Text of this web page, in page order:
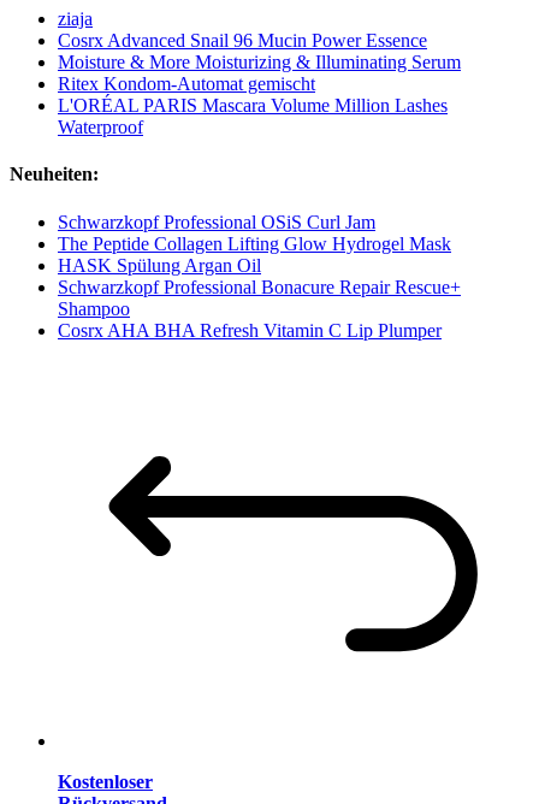
ziaja
Cosrx Advanced Snail 96 Mucin Power Essence
Moisture & More Moisturizing & Illuminating Serum
Ritex Kondom-Automat gemischt
L'ORÉAL PARIS Mascara Volume Million Lashes
Waterproof
Neuheiten:
Schwarzkopf Professional OSiS Curl Jam
The Peptide Collagen Lifting Glow Hydrogel Mask
HASK Spülung Argan Oil
Schwarzkopf Professional Bonacure Repair Rescue+
Shampoo
Cosrx AHA BHA Refresh Vitamin C Lip Plumper
Kostenloser